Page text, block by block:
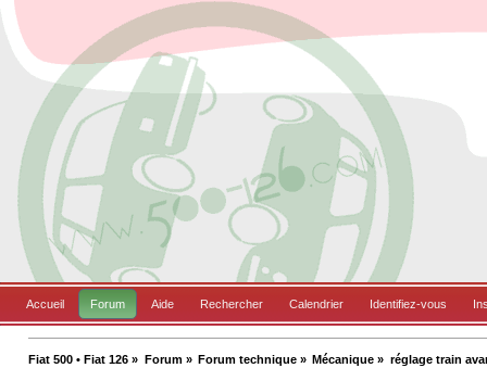
Accueil Forum Aide Rechercher Calendrier Identifiez-vous
Fiat 500 • Fiat 126 » Forum» Forum technique» Mécanique » réglage train